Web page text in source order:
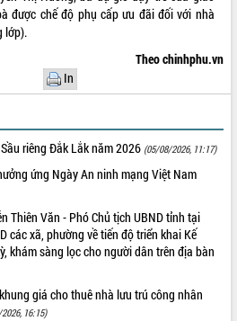
được chế độ phụ cấp ưu đãi đối với nhà
lớp).
Theo chinhphu.vn
In
riêng Đắk Lắk năm 2026 (05/08/2026, 11:17)
ứng Ngày An ninh mạng Việt Nam
Thiên Văn - Phó Chủ tịch UBND tỉnh tại
các xã, phường về tiến độ triển khai Kế
khám sàng lọc cho người dân trên địa bàn
giá cho thuê nhà lưu trú công nhân
16:15)